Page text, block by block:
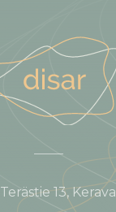
Terästie 13, Kerava